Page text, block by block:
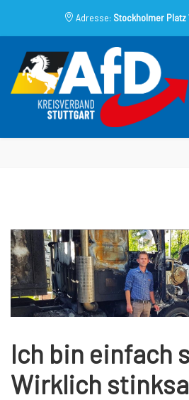
Adresse: Stockholmer Platz
Ich bin einfach
Wirklich